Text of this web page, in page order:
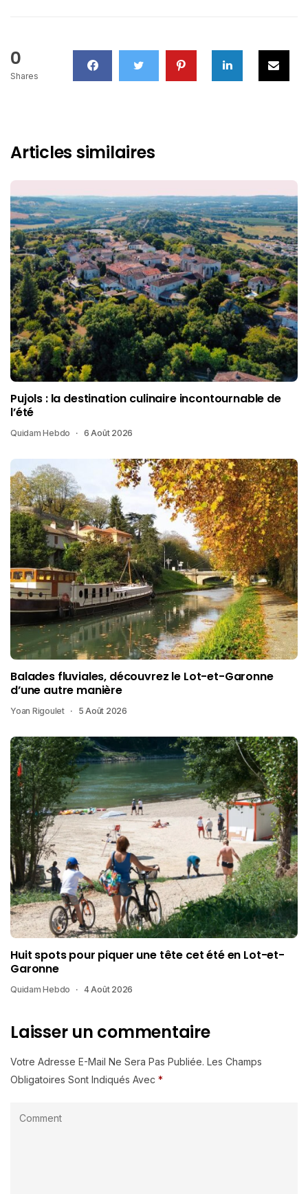
0
Shares
Articles similaires
Pujols : la destination culinaire incontournable de
l’été
Quidam Hebdo 6 Août 2026
Balades fluviales, découvrez le Lot-et-Garonne
d’une autre manière
Yoan Rigoulet 5 Août 2026
Huit spots pour piquer une tête cet été en Lot-et-
Garonne
Quidam Hebdo 4 Août 2026
Laisser un commentaire
Votre Adresse E-Mail Ne Sera Pas Publiée. Les Champs
Obligatoires Sont Indiqués Avec *